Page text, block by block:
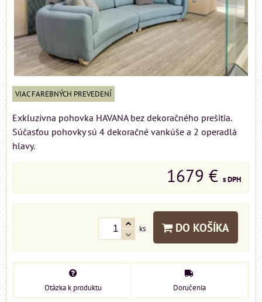
VIAC FAREBNÝCH PREVEDENÍ
Exkluzívna pohovka HAVANA bez dekoračného prešitia.
Súčasťou pohovky sú 4 dekoračné vankúše a 2 operadlá
hlavy.
1679 € s DPH
ks DO KOŠÍKA
Otázka k produktu Doručenia